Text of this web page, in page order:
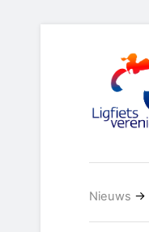
Nieuws →